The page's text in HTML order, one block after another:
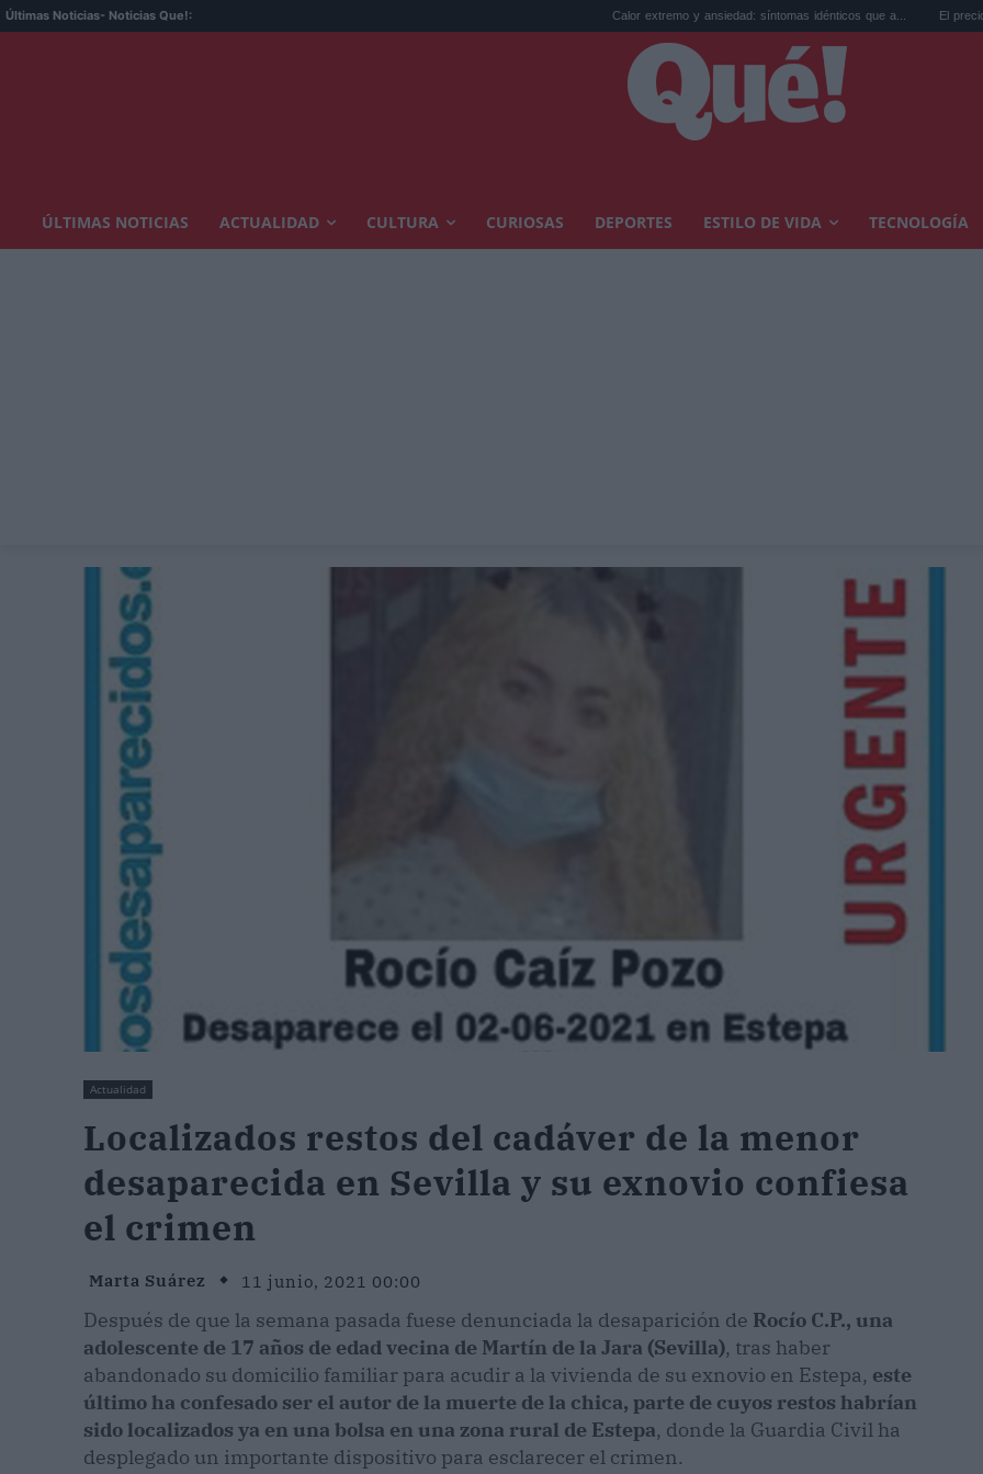
Últimas Noticias- Noticias Que!: Calor extremo y ansiedad: síntomas idénticos que a... El precio de la
ÚLTIMAS NOTICIAS ACTUALIDAD CULTURA CURIOSAS DEPORTES ESTILO DE VIDA TECNOLOGÍA
Actualidad
Localizados restos del cadáver de la menor
desaparecida en Sevilla y su exnovio confiesa
el crimen
Marta Suárez 11 junio, 2021 00:00
Después de que la semana pasada fuese denunciada la desaparición de Rocío C.P., una
adolescente de 17 años de edad vecina de Martín de la Jara (Sevilla), tras haber
abandonado su domicilio familiar para acudir a la vivienda de su exnovio en Estepa, este
último ha confesado ser el autor de la muerte de la chica, parte de cuyos restos habrían
sido localizados ya en una bolsa en una zona rural de Estepa, donde la Guardia Civil ha
desplegado un importante dispositivo para esclarecer el crimen.